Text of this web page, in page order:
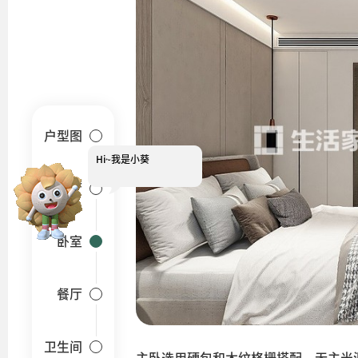
户型图
客厅
卧室
餐厅
卫生间
Hi~我是小葵